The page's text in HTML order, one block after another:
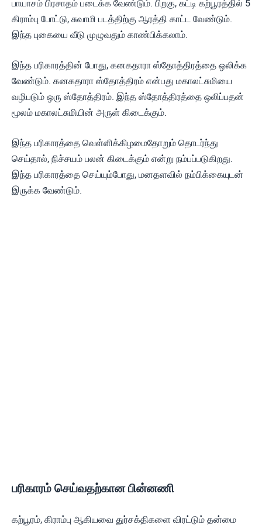
பாயாசம் பிரசாதம் படைக்க வேண்டும். பிறகு, கட்டி கற்பூரத்தில் 5
கிராம்பு போட்டு, சுவாமி படத்திற்கு ஆரத்தி காட்ட வேண்டும்.
இந்த புகையை வீடு முழுவதும் காண்பிக்கலாம்.
இந்த பரிகாரத்தின் போது, கனகதாரா ஸ்தோத்திரத்தை ஒலிக்க
வேண்டும். கனகதாரா ஸ்தோத்திரம் என்பது மகாலட்சுமியை
வழிபடும் ஒரு ஸ்தோத்திரம். இந்த ஸ்தோத்திரத்தை ஒலிப்பதன்
மூலம் மகாலட்சுமியின் அருள் கிடைக்கும்.
இந்த பரிகாரத்தை வெள்ளிக்கிழமைதோறும் தொடர்ந்து
செய்தால், நிச்சயம் பலன் கிடைக்கும் என்று நம்பப்படுகிறது.
இந்த பரிகாரத்தை செய்யும்போது, மனதளவில் நம்பிக்கையுடன்
இருக்க வேண்டும்.
பரிகாரம் செய்வதற்கான பின்னணி
கற்பூரம், கிராம்பு ஆகியவை துர்சக்திகளை விரட்டும் தன்மை